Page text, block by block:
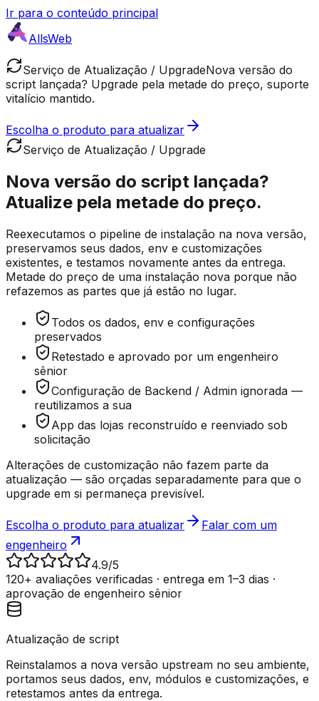
Ir para o conteúdo principal
AllsWeb
Serviço de Atualização / UpgradeNova versão do
script lançada? Upgrade pela metade do preço, suporte
vitalício mantido.
Escolha o produto para atualizar
Serviço de Atualização / Upgrade
Nova versão do script lançada?
Atualize pela metade do preço.
Reexecutamos o pipeline de instalação na nova versão,
preservamos seus dados, env e customizações
existentes, e testamos novamente antes da entrega.
Metade do preço de uma instalação nova porque não
refazemos as partes que já estão no lugar.
Todos os dados, env e configurações
preservados
Retestado e aprovado por um engenheiro
sênior
Configuração de Backend / Admin ignorada —
reutilizamos a sua
App das lojas reconstruído e reenviado sob
solicitação
Alterações de customização não fazem parte da
atualização — são orçadas separadamente para que o
upgrade em si permaneça previsível.
Escolha o produto para atualizar
Falar com um
engenheiro
4.9/5
120+ avaliações verificadas · entrega em 1–3 dias ·
aprovação de engenheiro sênior
Atualização de script
Reinstalamos a nova versão upstream no seu ambiente,
portamos seus dados, env, módulos e customizações, e
retestamos antes da entrega.